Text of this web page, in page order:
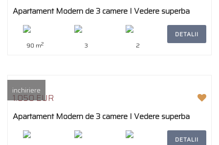
Apartament Modern de 3 camere I Vedere superba
90 m2 3 2
DETALII
inchiriere
1.050 EUR
Apartament Modern de 3 camere I Vedere superba
DETALII